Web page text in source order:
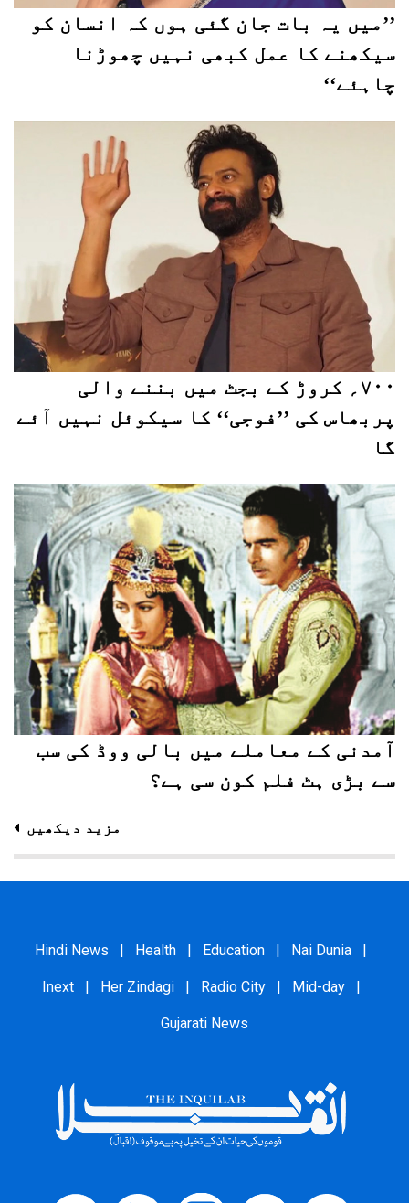
’’میں یہ بات جان گئی ہوں کہ انسان کو
سیکھنے کا عمل کبھی نہیں چھوڑنا
چاہئے‘‘
۷۰۰؍ کروڑ کے بجٹ میں بننے والی
پربھاس کی ’’فوجی‘‘ کا سیکوئل نہیں آئے
گا
آمدنی کے معاملے میں بالی ووڈ کی سب
سے بڑی ہٹ فلم کون سی ہے؟
مزید دیکھیں
Hindi News Health Education Nai Dunia
Inext Her Zindagi Radio City Mid-day
Gujarati News